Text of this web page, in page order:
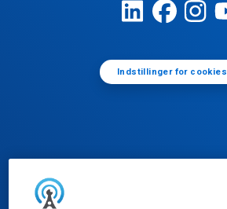
Indstillinger for cookies